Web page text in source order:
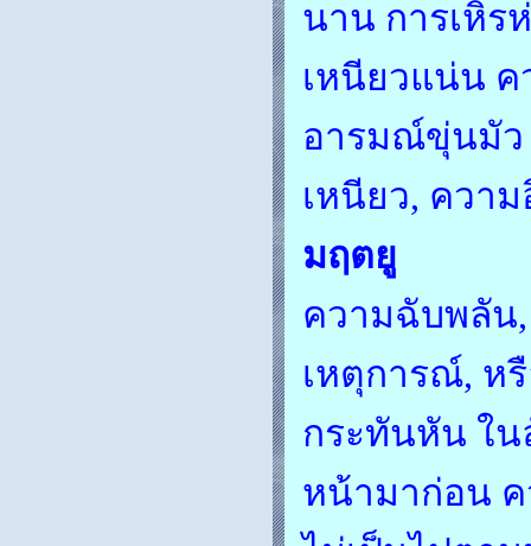
นาน การเหิร
เหนียวแน่น ค
อารมณ์ขุ่นมัว
เหนียว, ควา
มฤตยู
ความฉับพลัน,
เหตุการณ์, ห
กระทันหัน ใน
หน้ามาก่อน ค